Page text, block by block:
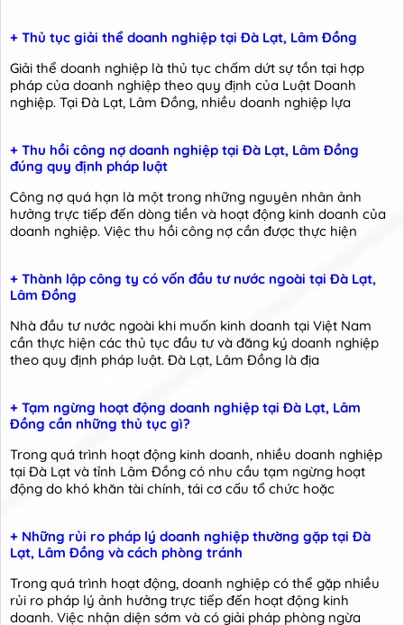
+ Thủ tục giải thể doanh nghiệp tại Đà Lạt, Lâm Đồng
Giải thể doanh nghiệp là thủ tục chấm dứt sự tồn tại hợp
pháp của doanh nghiệp theo quy định của Luật Doanh
nghiệp. Tại Đà Lạt, Lâm Đồng, nhiều doanh nghiệp lựa
+ Thu hồi công nợ doanh nghiệp tại Đà Lạt, Lâm Đồng
đúng quy định pháp luật
Công nợ quá hạn là một trong những nguyên nhân ảnh
hưởng trực tiếp đến dòng tiền và hoạt động kinh doanh của
doanh nghiệp. Việc thu hồi công nợ cần được thực hiện
+ Thành lập công ty có vốn đầu tư nước ngoài tại Đà Lạt,
Lâm Đồng
Nhà đầu tư nước ngoài khi muốn kinh doanh tại Việt Nam
cần thực hiện các thủ tục đầu tư và đăng ký doanh nghiệp
theo quy định pháp luật. Đà Lạt, Lâm Đồng là địa
+ Tạm ngừng hoạt động doanh nghiệp tại Đà Lạt, Lâm
Đồng cần những thủ tục gì?
Trong quá trình hoạt động kinh doanh, nhiều doanh nghiệp
tại Đà Lạt và tỉnh Lâm Đồng có nhu cầu tạm ngừng hoạt
động do khó khăn tài chính, tái cơ cấu tổ chức hoặc
+ Những rủi ro pháp lý doanh nghiệp thường gặp tại Đà
Lạt, Lâm Đồng và cách phòng tránh
Trong quá trình hoạt động, doanh nghiệp có thể gặp nhiều
rủi ro pháp lý ảnh hưởng trực tiếp đến hoạt động kinh
doanh. Việc nhận diện sớm và có giải pháp phòng ngừa